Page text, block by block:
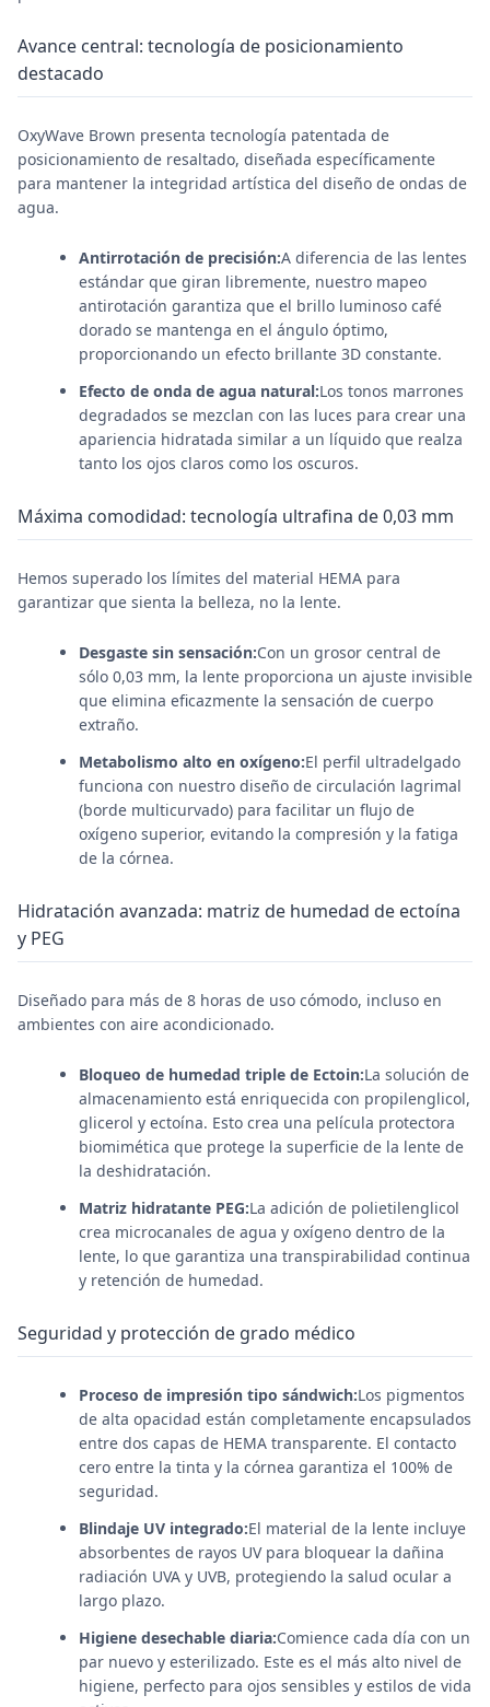
Avance central: tecnología de posicionamiento
destacado
OxyWave Brown presenta tecnología patentada de
posicionamiento de resaltado, diseñada específicamente
para mantener la integridad artística del diseño de ondas de
agua.
Antirrotación de precisión:A diferencia de las lentes
estándar que giran libremente, nuestro mapeo
antirotación garantiza que el brillo luminoso café
dorado se mantenga en el ángulo óptimo,
proporcionando un efecto brillante 3D constante.
Efecto de onda de agua natural:Los tonos marrones
degradados se mezclan con las luces para crear una
apariencia hidratada similar a un líquido que realza
tanto los ojos claros como los oscuros.
Máxima comodidad: tecnología ultrafina de 0,03 mm
Hemos superado los límites del material HEMA para
garantizar que sienta la belleza, no la lente.
Desgaste sin sensación:Con un grosor central de
sólo 0,03 mm, la lente proporciona un ajuste invisible
que elimina eficazmente la sensación de cuerpo
extraño.
Metabolismo alto en oxígeno:El perfil ultradelgado
funciona con nuestro diseño de circulación lagrimal
(borde multicurvado) para facilitar un flujo de
oxígeno superior, evitando la compresión y la fatiga
de la córnea.
Hidratación avanzada: matriz de humedad de ectoína
y PEG
Diseñado para más de 8 horas de uso cómodo, incluso en
ambientes con aire acondicionado.
Bloqueo de humedad triple de Ectoin:La solución de
almacenamiento está enriquecida con propilenglicol,
glicerol y ectoína. Esto crea una película protectora
biomimética que protege la superficie de la lente de
la deshidratación.
Matriz hidratante PEG:La adición de polietilenglicol
crea microcanales de agua y oxígeno dentro de la
lente, lo que garantiza una transpirabilidad continua
y retención de humedad.
Seguridad y protección de grado médico
Proceso de impresión tipo sándwich:Los pigmentos
de alta opacidad están completamente encapsulados
entre dos capas de HEMA transparente. El contacto
cero entre la tinta y la córnea garantiza el 100% de
seguridad.
Blindaje UV integrado:El material de la lente incluye
absorbentes de rayos UV para bloquear la dañina
radiación UVA y UVB, protegiendo la salud ocular a
largo plazo.
Higiene desechable diaria:Comience cada día con un
par nuevo y esterilizado. Este es el más alto nivel de
higiene, perfecto para ojos sensibles y estilos de vida